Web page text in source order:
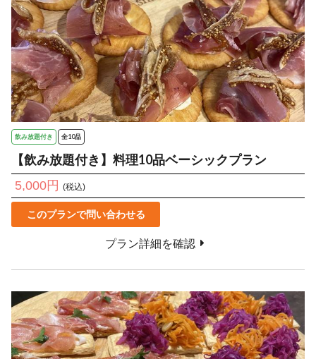
飲み放題付き 全10品
【飲み放題付き】料理10品ベーシックプラン
5,000円 (税込)
このプランで問い合わせる
プラン詳細を確認